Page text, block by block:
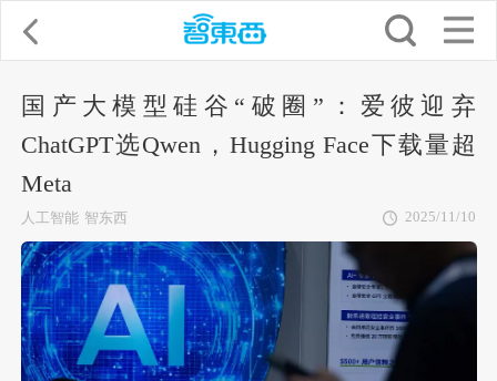
国产大模型硅谷“破圈”：爱彼迎弃
ChatGPT选Qwen，Hugging Face下载量超
Meta
人工智能 智东西 2025/11/10